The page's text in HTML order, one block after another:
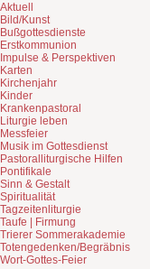
Aktuell
Bild/Kunst
Bußgottesdienste
Erstkommunion
Impulse & Perspektiven
Karten
Kirchenjahr
Kinder
Krankenpastoral
Liturgie leben
Messfeier
Musik im Gottesdienst
Pastoralliturgische Hilfen
Pontifikale
Sinn & Gestalt
Spiritualität
Tagzeitenliturgie
Taufe | Firmung
Trierer Sommerakademie
Totengedenken/Begräbnis
Wort-Gottes-Feier